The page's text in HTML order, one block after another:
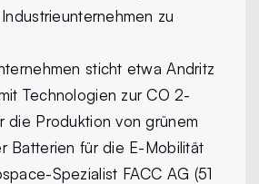
zu
sticht etwa Andritz
Technologien zur CO 2-
die Produktion von grünem
Batterien für die E-Mobilität
Spezialist FACC AG (51